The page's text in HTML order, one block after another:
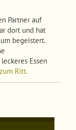
Partner auf
dort und hat
begeistert.
Essen
Ritt.